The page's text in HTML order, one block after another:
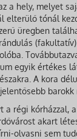
a hely, melyet
elterülő tónál
üregben
egyik értékes
A kora
barokk
a régi kórházzal,
akart
olvasni sem